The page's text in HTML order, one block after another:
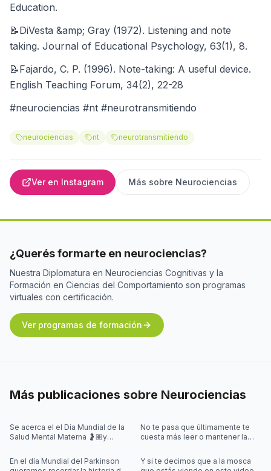
Education.
📝DiVesta &amp; Gray (1972). Listening and note
taking. Journal of Educational Psychology, 63(1), 8.
📝Fajardo, C. P. (1996). Note-taking: A useful device.
English Teaching Forum, 34(2), 22-28
#neurociencias #nt #neurotransmitiendo
neurociencias nt neurotransmitiendo
Ver en Instagram Más sobre Neurociencias
¿Querés formarte en neurociencias?
Nuestra Diplomatura en Neurociencias Cognitivas y la
Formación en Ciencias del Comportamiento son programas
virtuales con certificación.
Ver programas de formación
Más publicaciones sobre Neurociencias
Se acerca el el Día Mundial de la
Salud Mental Materna 🤰🏽y
hablando de algo que se escucha
mu
No te pasa que últimamente te
cuesta más leer o mantener la
En el día Mundial del Parkinson
Y si te decimos que a la mosca